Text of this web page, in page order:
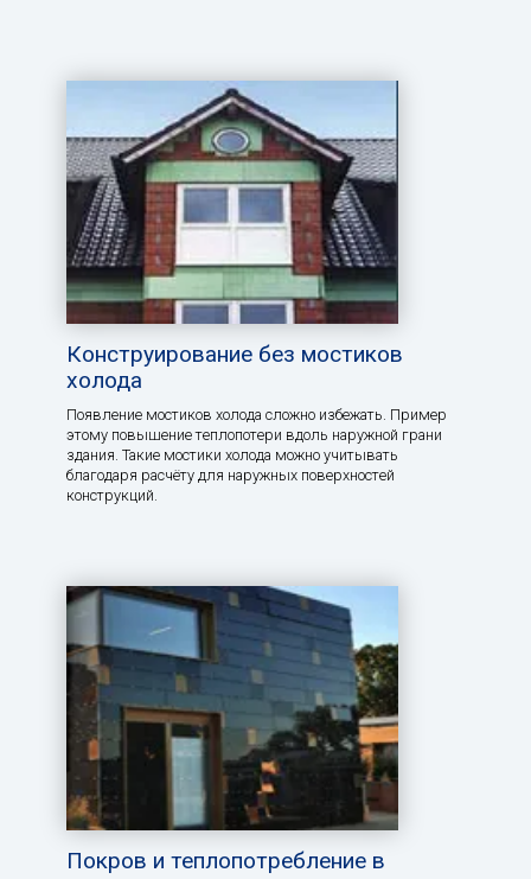
Конструирование без мостиков
холода
Появление мостиков холода сложно избежать. Пример
этому повышение теплопотери вдоль наружной грани
здания. Такие мостики холода можно учитывать
благодаря расчёту для наружных поверхностей
конструкций.
Покров и теплопотребление в